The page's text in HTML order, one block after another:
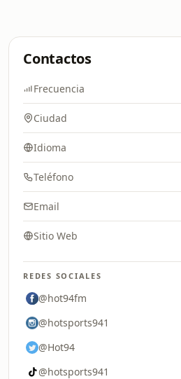
Contactos
Frecuencia
Ciudad
Idioma
Teléfono
Email
Sitio Web
REDES SOCIALES
@hot94fm
@hotsports941
@Hot94
@hotsports941